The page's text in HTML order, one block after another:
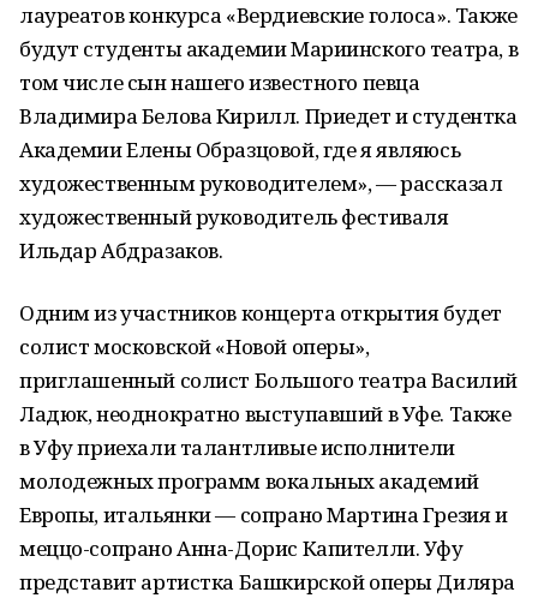
лауреатов конкурса «Вердиевские голоса». Также
будут студенты академии Мариинского театра, в
том числе сын нашего известного певца
Владимира Белова Кирилл. Приедет и студентка
Академии Елены Образцовой, где я являюсь
художественным руководителем», — рассказал
художественный руководитель фестиваля
Ильдар Абдразаков.
Одним из участников концерта открытия будет
солист московской «Новой оперы»,
приглашенный солист Большого театра Василий
Ладюк, неоднократно выступавший в Уфе. Также
в Уфу приехали талантливые исполнители
молодежных программ вокальных академий
Европы, итальянки — сопрано Мартина Грезия и
меццо-сопрано Анна-Дорис Капителли. Уфу
представит артистка Башкирской оперы Диляра